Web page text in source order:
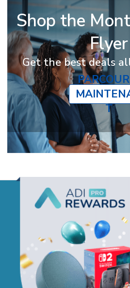
Shop the
Flyer
Get the best deals
T